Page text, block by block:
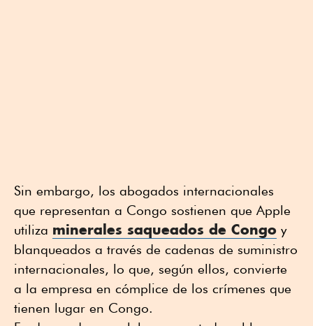
Sin embargo, los abogados internacionales
que representan a Congo sostienen que Apple
utiliza minerales saqueados de Congo y
blanqueados a través de cadenas de suministro
internacionales, lo que, según ellos, convierte
a la empresa en cómplice de los crímenes que
tienen lugar en Congo.